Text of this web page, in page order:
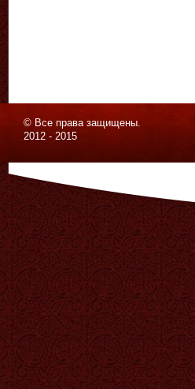
© Все права защищены.
2012 - 2015